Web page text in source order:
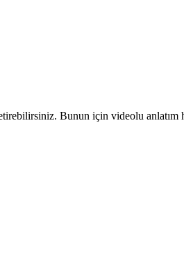
Bunun için videolu anlatım